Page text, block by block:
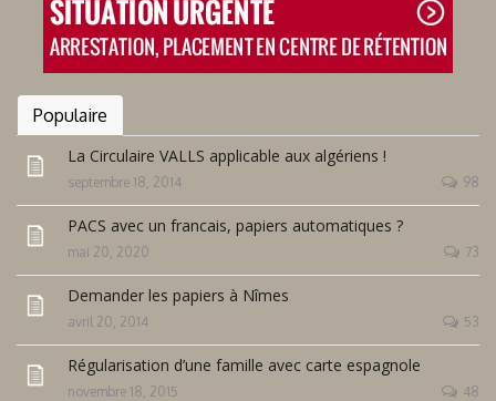
Populaire
La Circulaire VALLS applicable aux algériens !
septembre 18, 2014 98
PACS avec un francais, papiers automatiques ?
mai 20, 2020 73
Demander les papiers à Nîmes
avril 20, 2014 53
Régularisation d’une famille avec carte espagnole
novembre 18, 2015 48